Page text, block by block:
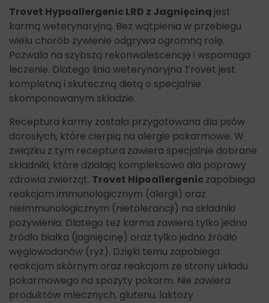
Trovet Hypoallergenic LRD z Jagnięciną jest
karmą weterynaryjną. Bez wątpienia w przebiegu
wielu chorób żywienie odgrywa ogromną rolę.
Pozwala na szybszą rekonwalescencję i wspomaga
leczenie. Dlatego linia weterynaryjna Trovet jest
kompletną i skuteczną dietą o specjalnie
skomponowanym składzie.
Receptura karmy została przygotowana dla psów
dorosłych, które cierpią na alergie pokarmowe. W
związku z tym receptura zawiera specjalnie dobrane
składniki, które działają kompleksowo dla poprawy
zdrowia zwierząt. Trovet Hipoallergenic zapobiega
reakcjom immunologicznym (alergii) oraz
nieimmunologicznym (nietolerancji) na składniki
pożywienia. Dlatego też karma zawiera tylko jedno
źródło białka (jagnięcinę) oraz tylko jedno źródło
węglowodanów (ryż). Dzięki temu zapobiega
reakcjom skórnym oraz reakcjom ze strony układu
pokarmowego na spożyty pokarm. Nie zawiera
produktów mlecznych, glutenu, laktozy